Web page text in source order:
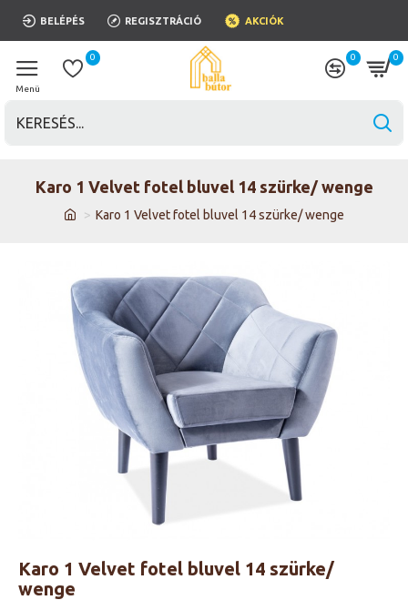
BELÉPÉS REGISZTRÁCIÓ AKCIÓK
0 0 0
Karo 1 Velvet fotel bluvel 14 szürke/ wenge
Karo 1 Velvet fotel bluvel 14 szürke/ wenge
Karo 1 Velvet fotel bluvel 14 szürke/
wenge